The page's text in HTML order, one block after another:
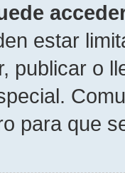
estar
publicar o
para que